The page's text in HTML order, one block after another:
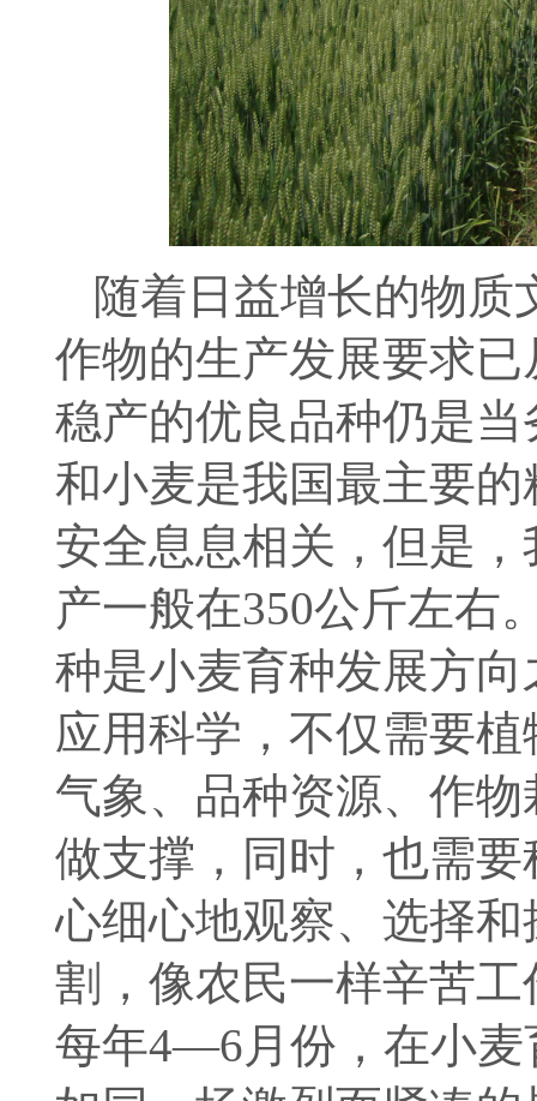
随着日益增长的物
作物的生产发展要求
稳产的优良品种仍是
和小麦是我国最主要
安全息息相关，但是
产一般在350公斤左右
种是小麦育种发展方
应用科学，不仅需要
气象、品种资源、作
做支撑，同时，也需
心细心地观察、选择
割，像农民一样辛苦
每年4—6月份，在小麦